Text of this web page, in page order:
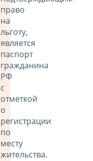
право
на
льготу,
является
паспорт
гражданина
РФ
с
отметкой
о
регистрации
по
месту
жительства.